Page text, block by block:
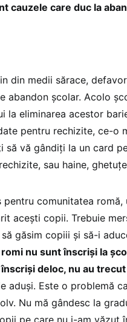
cauzele care duc la
din medii sărace,
abandon școlar. Acolo
la eliminarea acestor
pentru rechizite, ce-o
vă gândiți la un card
sau haine,
pentru comunitatea
acești copii. Trebuie
găsim copiii și să-i
nu sunt înscriși la
deloc, nu au
aduși. Este o problemă
Nu mă gândesc la
pe care nu i-am văzut